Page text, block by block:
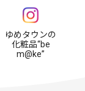
ゆめタウンの
化粧品“be
m@ke”